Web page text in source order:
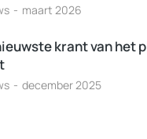
maart 2026
krant van het
december 2025